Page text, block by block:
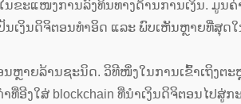
ນຂະແໜງການລົງທຶນທາງດ້ານການເງິນ. ມູນ
ເງິນດິຈິຕອນທຳອິດ ແລະ ພົບເຫັນຫຼາຍທີ່ສຸດ
າຍລ້ານຊະນິດ. ວິທີໜຶ່ງໃນການເຂົ້າເຖິງຕ
ທີ່ອີງໃສ່ blockchain ທີ່ນຳເງິນດິຈິຕອນໄປສູ່